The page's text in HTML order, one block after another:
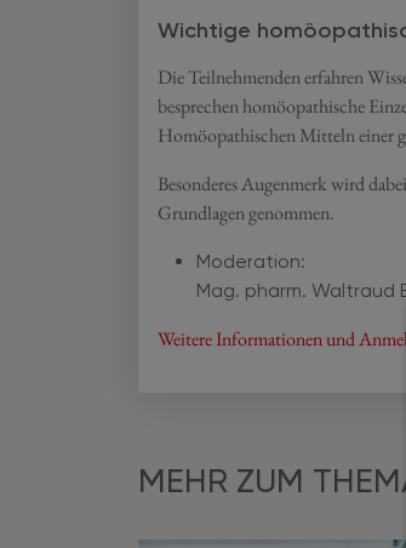
Wichtige
Die Teilnehmenden erfahren
besprechen homöopathische
Homöopathischen Mitteln einer
Besonderes Augenmerk wird
Grundlagen genommen.
Moderation:
Mag. pharm. Waltraud
Weitere Informationen und
MEHR ZUM